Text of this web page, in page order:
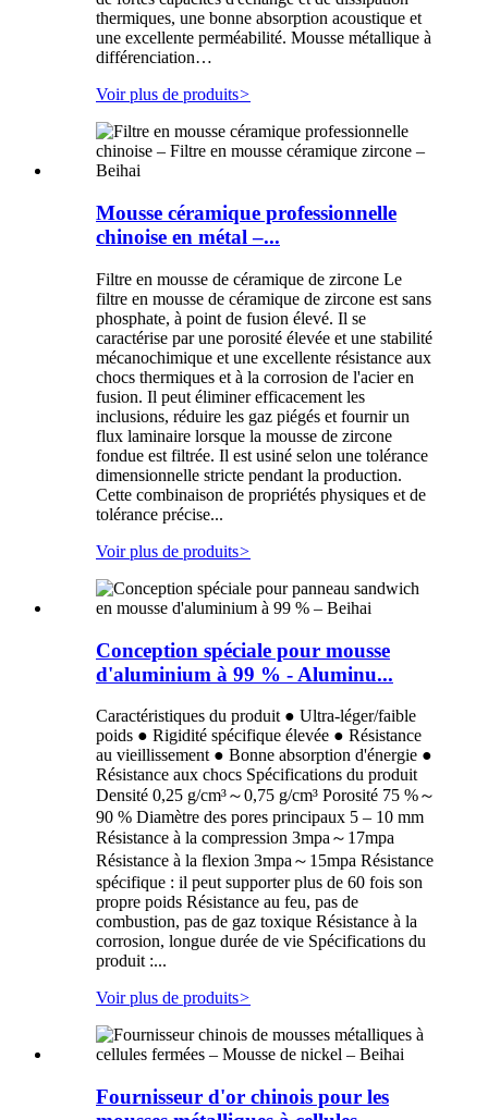
thermiques, une bonne absorption acoustique et
une excellente perméabilité. Mousse métallique à
différenciation…
Voir plus de produits>
Mousse céramique professionnelle
chinoise en métal –...
Filtre en mousse de céramique de zircone Le
filtre en mousse de céramique de zircone est sans
phosphate, à point de fusion élevé. Il se
caractérise par une porosité élevée et une stabilité
mécanochimique et une excellente résistance aux
chocs thermiques et à la corrosion de l'acier en
fusion. Il peut éliminer efficacement les
inclusions, réduire les gaz piégés et fournir un
flux laminaire lorsque la mousse de zircone
fondue est filtrée. Il est usiné selon une tolérance
dimensionnelle stricte pendant la production.
Cette combinaison de propriétés physiques et de
tolérance précise...
Voir plus de produits>
Conception spéciale pour mousse
d'aluminium à 99 % - Aluminu...
Caractéristiques du produit ● Ultra-léger/faible
poids ● Rigidité spécifique élevée ● Résistance
au vieillissement ● Bonne absorption d'énergie ●
Résistance aux chocs Spécifications du produit
Densité 0,25 g/cm³～0,75 g/cm³ Porosité 75 %～
90 % Diamètre des pores principaux 5 – 10 mm
Résistance à la compression 3mpa～17mpa
Résistance à la flexion 3mpa～15mpa Résistance
spécifique : il peut supporter plus de 60 fois son
propre poids Résistance au feu, pas de
combustion, pas de gaz toxique Résistance à la
corrosion, longue durée de vie Spécifications du
produit :...
Voir plus de produits>
Fournisseur d'or chinois pour les